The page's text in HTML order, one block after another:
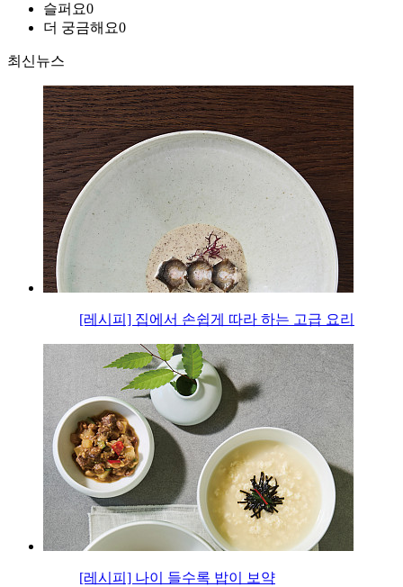
슬퍼요0
더 궁금해요0
최신뉴스
[레시피] 집에서 손쉽게 따라 하는 고급 요리
[레시피] 나이 들수록 밥이 보약